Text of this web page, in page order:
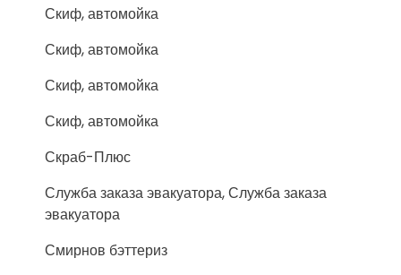
Скиф, автомойка
Скиф, автомойка
Скиф, автомойка
Скиф, автомойка
Скраб-Плюс
Служба заказа эвакуатора, Служба заказа
эвакуатора
Смирнов бэттериз